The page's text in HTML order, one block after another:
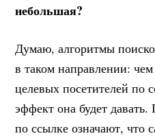
небольшая?
Думаю, алгоритмы
в таком направлении:
целевых посетителей по
эффект она будет давать.
по ссылке означают, что